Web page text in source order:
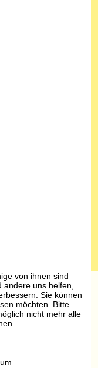
von ihnen sind
uns helfen,
Sie können
möchten. Bitte
nicht mehr alle